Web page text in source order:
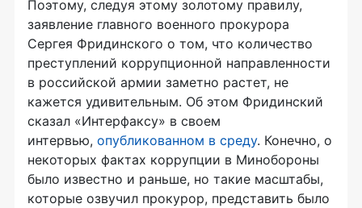
Поэтому, следуя этому золотому правилу,
заявление главного военного прокурора
Сергея Фридинского о том, что количество
преступлений коррупционной направленности
в российской армии заметно растет, не
кажется удивительным. Об этом Фридинский
сказал «Интерфаксу» в своем
интервью, опубликованном в среду. Конечно, о
некоторых фактах коррупции в Минобороны
было известно и раньше, но такие масштабы,
которые озвучил прокурор, представить было